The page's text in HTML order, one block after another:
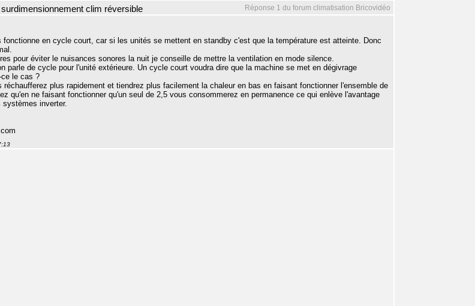
Réponse 1 du forum climatisation Bricovidéo
clim réversible
fonctionne en cycle court, car si les unités se mettent en standby c'est que la température est atteinte. Donc
pour éviter le nuisances sonores la nuit je conseille de mettre la ventilation en mode silence.
parle de cycle pour l'unité extérieure. Un cycle court voudra dire que la machine se met en dégivrage
le cas ?
réchaufferez plus rapidement et tiendrez plus facilement la chaleur en bas en faisant fonctionner l'ensemble de
qu'en ne faisant fonctionner qu'un seul de 2,5 vous consommerez en permanence ce qui enlève l'avantage
systèmes inverter.